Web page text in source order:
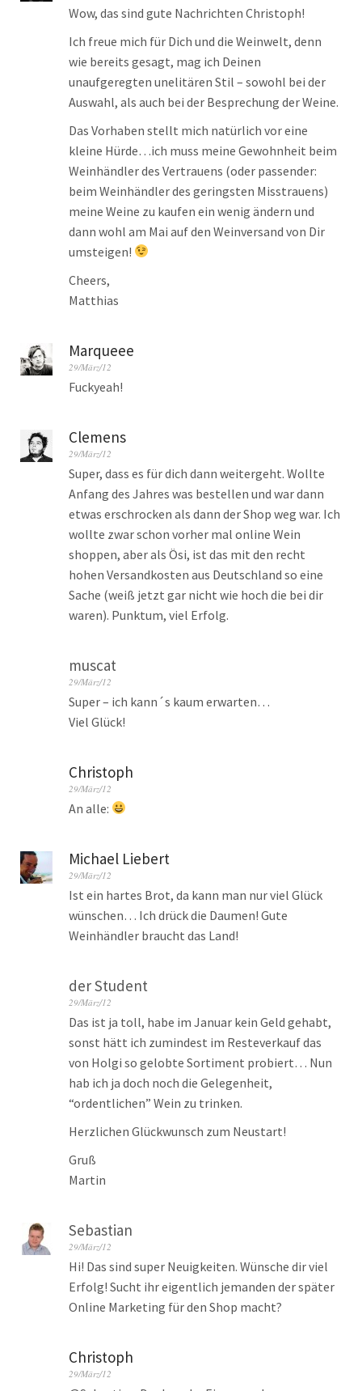
Wow, das sind gute Nachrichten Christoph!
Ich freue mich für Dich und die Weinwelt, denn
wie bereits gesagt, mag ich Deinen
unaufgeregten unelitären Stil – sowohl bei der
Auswahl, als auch bei der Besprechung der Weine.
Das Vorhaben stellt mich natürlich vor eine
kleine Hürde…ich muss meine Gewohnheit beim
Weinhändler des Vertrauens (oder passender:
beim Weinhändler des geringsten Misstrauens)
meine Weine zu kaufen ein wenig ändern und
dann wohl am Mai auf den Weinversand von Dir
umsteigen!
Cheers,
Matthias
Marqueee
29/März/12
Fuckyeah!
Clemens
29/März/12
Super, dass es für dich dann weitergeht. Wollte
Anfang des Jahres was bestellen und war dann
etwas erschrocken als dann der Shop weg war. Ich
wollte zwar schon vorher mal online Wein
shoppen, aber als Ösi, ist das mit den recht
hohen Versandkosten aus Deutschland so eine
Sache (weiß jetzt gar nicht wie hoch die bei dir
waren). Punktum, viel Erfolg.
muscat
29/März/12
Super – ich kann´s kaum erwarten…
Viel Glück!
Christoph
29/März/12
An alle:
Michael Liebert
29/März/12
Ist ein hartes Brot, da kann man nur viel Glück
wünschen… Ich drück die Daumen! Gute
Weinhändler braucht das Land!
der Student
29/März/12
Das ist ja toll, habe im Januar kein Geld gehabt,
sonst hätt ich zumindest im Resteverkauf das
von Holgi so gelobte Sortiment probiert… Nun
hab ich ja doch noch die Gelegenheit,
“ordentlichen” Wein zu trinken.
Herzlichen Glückwunsch zum Neustart!
Gruß
Martin
Sebastian
29/März/12
Hi! Das sind super Neuigkeiten. Wünsche dir viel
Erfolg! Sucht ihr eigentlich jemanden der später
Online Marketing für den Shop macht?
Christoph
29/März/12